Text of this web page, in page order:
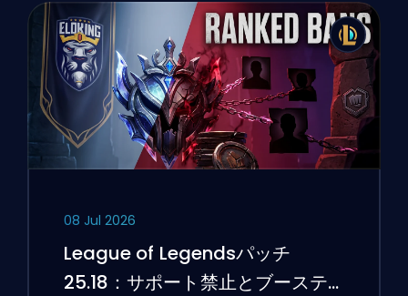
08 Jul 2026
League of Legendsパッチ
25.18：サポート禁止とブーステ